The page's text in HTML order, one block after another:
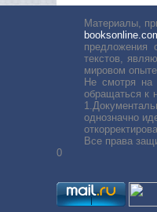
Материалы,
предложения
текстов,
мировом
Не смотря на
обращаться к
однозначно
Все права
0